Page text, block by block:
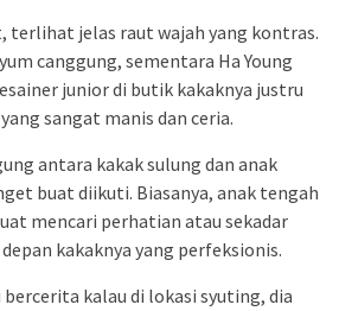
jelas raut wajah yang kontras.
canggung, sementara Ha Young
junior di butik kakaknya justru
sangat manis dan ceria.
antara kakak sulung dan anak
buat diikuti. Biasanya, anak tengah
mencari perhatian atau sekadar
kakaknya yang perfeksionis.
bercerita kalau di lokasi syuting, dia